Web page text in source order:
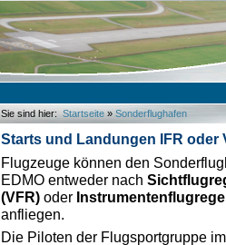
Sie sind hier:
Sie sind hier
Startseite» Sonderflughafen
Starts und Landungen IFR oder
Flugzeuge können den
EDMO entweder nach
(VFR) oder
anfliegen.
Die Piloten der Flugsportgruppe